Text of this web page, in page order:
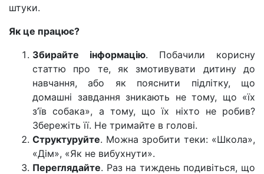
штуки.
Як це працює?
Збирайте інформацію. Побачили корисну
статтю про те, як змотивувати дитину до
навчання, або як пояснити підлітку, що
домашні завдання зникають не тому, що «їх
з’їв собака», а тому, що їх ніхто не робив?
Збережіть її. Не тримайте в голові.
Структуруйте. Можна зробити теки: «Школа»,
«Дім», «Як не вибухнути».
Переглядайте. Раз на тиждень подивіться, що